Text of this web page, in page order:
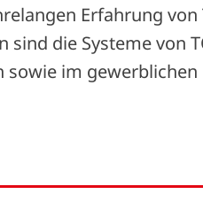
Erfahrung
sind die Systeme von
sowie im